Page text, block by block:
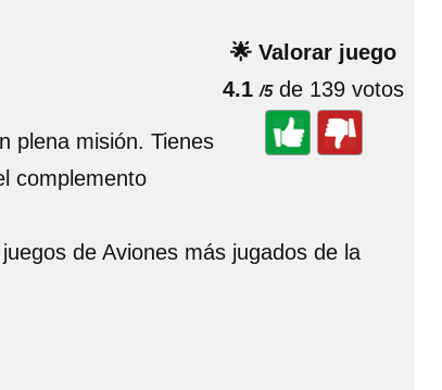
🌟 Valorar juego
4.1 /5de 139 votos
plena misión. Tienes
complemento
de Aviones más jugados de la